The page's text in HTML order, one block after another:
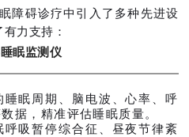
障碍诊疗中引入了多种先进设
力支持：
眠监测仪
睡眠周期、脑电波、心率、呼
据，精准评估睡眠质量。
呼吸暂停综合征、昼夜节律紊